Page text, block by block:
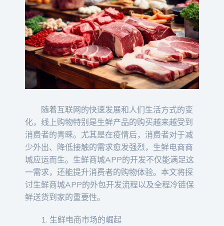
随着互联网的快速发展和人们生活方式的变
化，线上购物特别是生鲜产品的购买越来越受到
消费者的青睐。尤其是在疫情后，消费者对于减
少外出、降低接触的需求愈发强烈，生鲜电商商
城应运而生。生鲜商城APP的开发不仅能满足这
一需求，还能提升消费者的购物体验。本文将探
讨生鲜商城APP的外包开发流程以及全程冷链保
鲜送货到家的重要性。
1. 生鲜电商市场的崛起